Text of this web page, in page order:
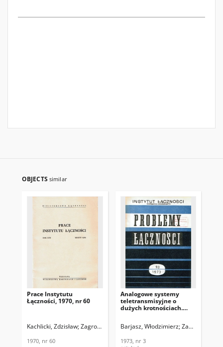
OBJECTS similar
Prace Instytutu
Łączności, 1970, nr 60
Kachlicki, Zdzisław Zagrobelny, Tadeusz Markiewicz-Wrzeciono, Maria
1970, nr 60
Analogowe systemy
teletransmisyjne o
dużych krotnościach.
Barjasz, Włodzimierz Zagrobelny,
1973, nr 3